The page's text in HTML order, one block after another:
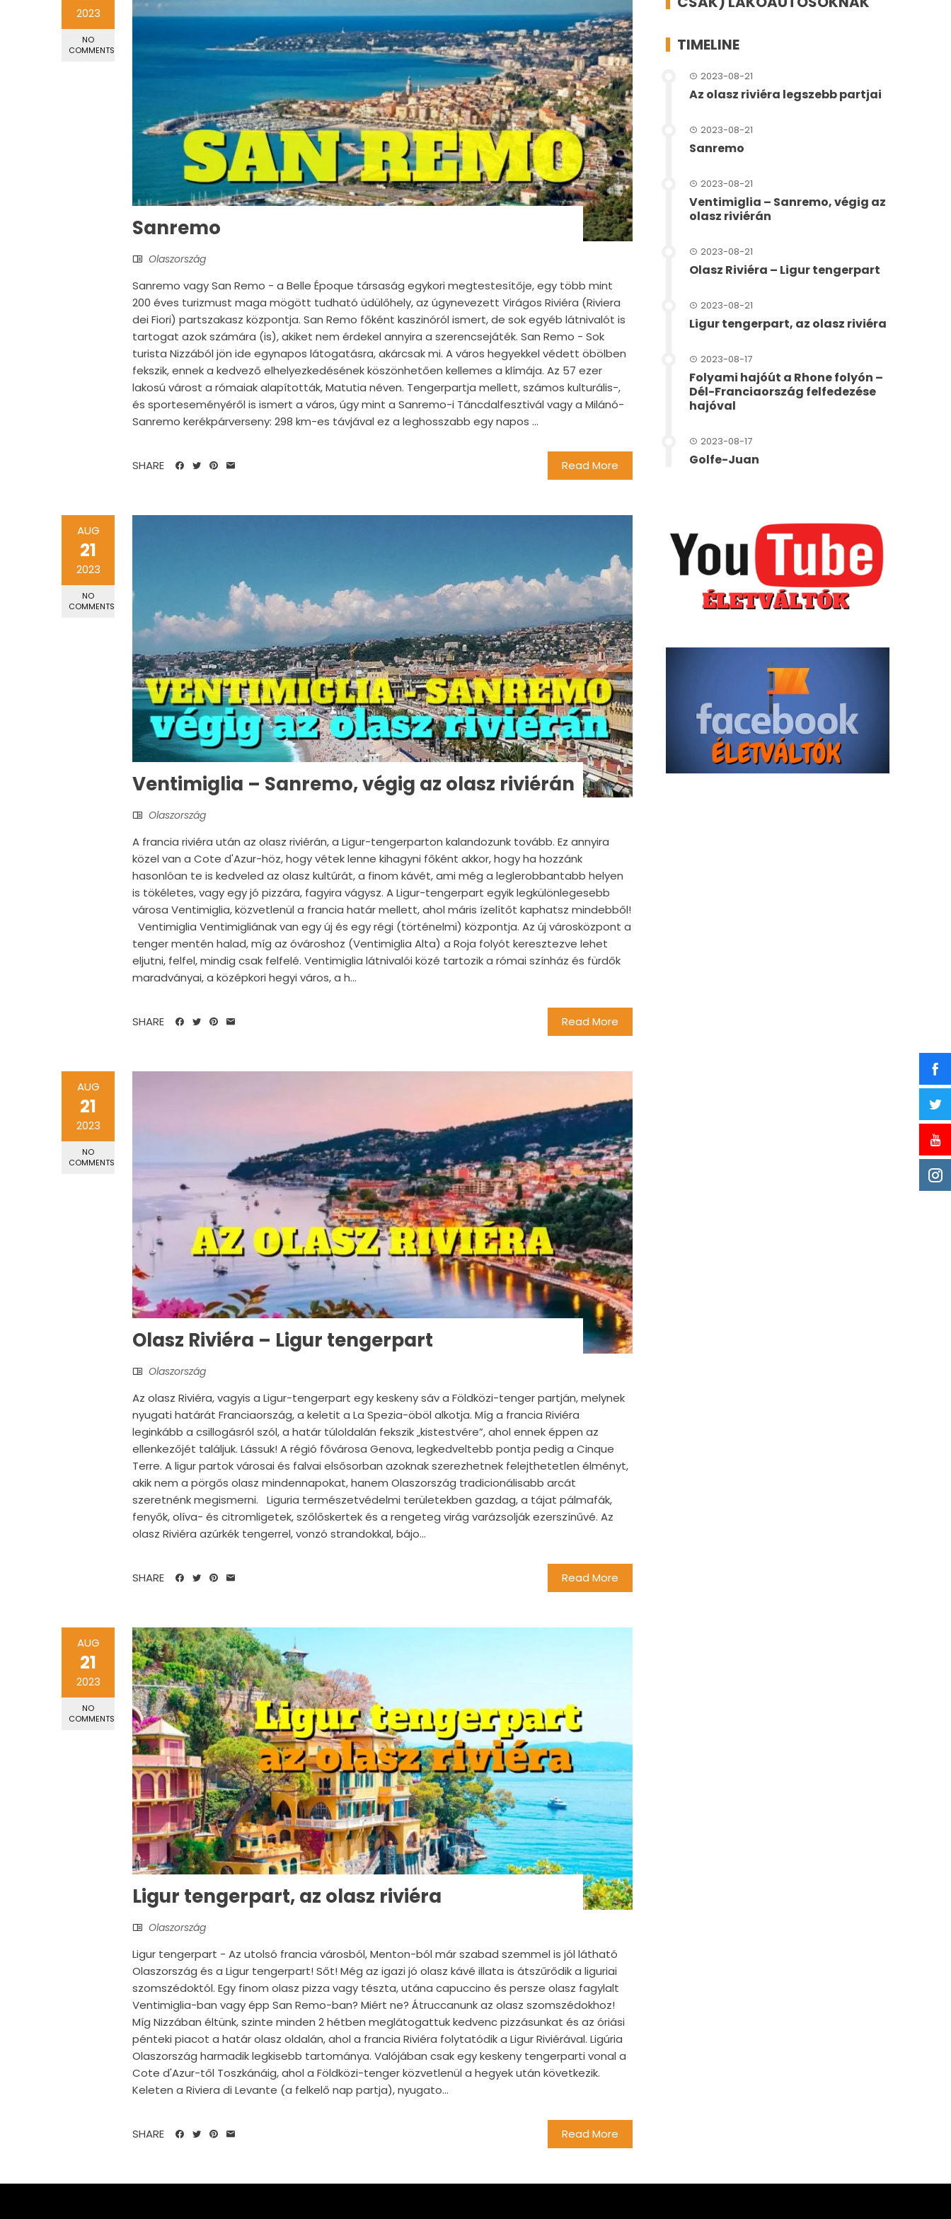
2023
NO
COMMENTS
Sanremo
Olaszország
Sanremo vagy San Remo - a Belle Époque társaság egykori megtestesítője, egy több mint
200 éves turizmust maga mögött tudható üdülőhely, az úgynevezett Virágos Riviéra (Riviera
dei Fiori) partszakasz központja. San Remo főként kaszinóról ismert, de sok egyéb látnivalót is
tartogat azok számára (is), akiket nem érdekel annyira a szerencsejáték. San Remo - Sok
turista Nizzából jön ide egynapos látogatásra, akárcsak mi. A város hegyekkel védett öbölben
fekszik, ennek a kedvező elhelyezkedésének köszönhetően kellemes a klímája. Az 57 ezer
lakosú várost a rómaiak alapították, Matutia néven. Tengerpartja mellett, számos kulturális-,
és sporteseményéről is ismert a város, úgy mint a Sanremo-i Táncdalfesztivál vagy a Milánó-
Sanremo kerékpárverseny: 298 km-es távjával ez a leghosszabb egy napos ...
Read More
SHARE
AUG
21
2023
NO
COMMENTS
Ventimiglia – Sanremo, végig az olasz riviérán
Olaszország
A francia riviéra után az olasz riviérán, a Ligur-tengerparton kalandozunk tovább. Ez annyira
közel van a Cote d'Azur-höz, hogy vétek lenne kihagyni főként akkor, hogy ha hozzánk
hasonlóan te is kedveled az olasz kultúrát, a finom kávét, ami még a leglerobbantabb helyen
is tökéletes, vagy egy jó pizzára, fagyira vágysz. A Ligur-tengerpart egyik legkülönlegesebb
városa Ventimiglia, közvetlenül a francia határ mellett, ahol máris ízelítőt kaphatsz mindebből!
Ventimiglia Ventimigliának van egy új és egy régi (történelmi) központja. Az új városközpont a
tenger mentén halad, míg az óvároshoz (Ventimiglia Alta) a Roja folyót keresztezve lehet
eljutni, felfel, mindig csak felfelé. Ventimiglia látnivalói közé tartozik a római színház és fürdők
maradványai, a középkori hegyi város, a h...
Read More
SHARE
AUG
21
2023
NO
COMMENTS
Olasz Riviéra – Ligur tengerpart
Olaszország
Az olasz Riviéra, vagyis a Ligur-tengerpart egy keskeny sáv a Földközi-tenger partján, melynek
nyugati határát Franciaország, a keletit a La Spezia-öböl alkotja. Míg a francia Riviéra
leginkább a csillogásról szól, a határ túloldalán fekszik „kistestvére”, ahol ennek éppen az
ellenkezőjét találjuk. Lássuk! A régió fővárosa Genova, legkedveltebb pontja pedig a Cinque
Terre. A ligur partok városai és falvai elsősorban azoknak szerezhetnek felejthetetlen élményt,
akik nem a pörgős olasz mindennapokat, hanem Olaszország tradicionálisabb arcát
szeretnénk megismerni. Liguria természetvédelmi területekben gazdag, a tájat pálmafák,
fenyők, olíva- és citromligetek, szőlőskertek és a rengeteg virág varázsolják ezerszínűvé. Az
olasz Riviéra azúrkék tengerrel, vonzó strandokkal, bájo...
Read More
SHARE
AUG
21
2023
NO
COMMENTS
Ligur tengerpart, az olasz riviéra
Olaszország
Ligur tengerpart - Az utolsó francia városból, Menton-ból már szabad szemmel is jól látható
Olaszország és a Ligur tengerpart! Sőt! Még az igazi jó olasz kávé illata is átszűrődik a liguriai
szomszédoktól. Egy finom olasz pizza vagy tészta, utána capuccino és persze olasz fagylalt
Ventimiglia-ban vagy épp San Remo-ban? Miért ne? Átruccanunk az olasz szomszédokhoz!
Míg Nizzában éltünk, szinte minden 2 hétben meglátogattuk kedvenc pizzásunkat és az óriási
pénteki piacot a határ olasz oldalán, ahol a francia Riviéra folytatódik a Ligur Riviérával. Ligúria
Olaszország harmadik legkisebb tartománya. Valójában csak egy keskeny tengerparti vonal a
Cote d'Azur-től Toszkánáig, ahol a Földközi-tenger közvetlenül a hegyek után következik.
Keleten a Riviera di Levante (a felkelő nap partja), nyugato...
Read More
SHARE
TIMELINE
2023-08-21
Az olasz riviéra legszebb partjai
2023-08-21
Sanremo
2023-08-21
Ventimiglia – Sanremo, végig az
olasz riviérán
2023-08-21
Olasz Riviéra – Ligur tengerpart
2023-08-21
Ligur tengerpart, az olasz riviéra
2023-08-17
Folyami hajóút a Rhone folyón –
Dél-Franciaország felfedezése
hajóval
2023-08-17
Golfe-Juan